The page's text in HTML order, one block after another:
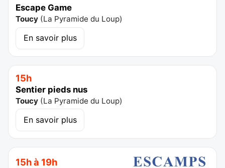
Escape Game
Toucy (La Pyramide du Loup)
En savoir plus
15h
Sentier pieds nus
Toucy (La Pyramide du Loup)
En savoir plus
15h à 19h